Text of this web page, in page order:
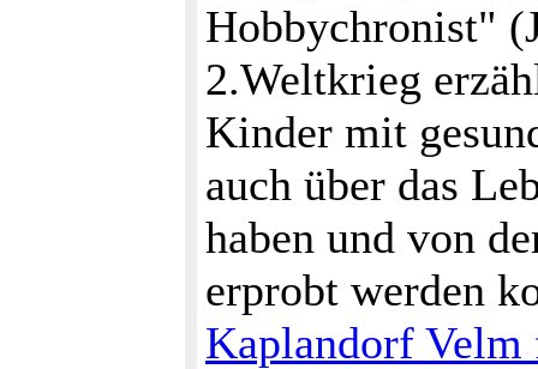
Hobbychronist"
2.Weltkrieg
Kinder mit
auch über das
haben und von
erprobt werden
Kaplandorf